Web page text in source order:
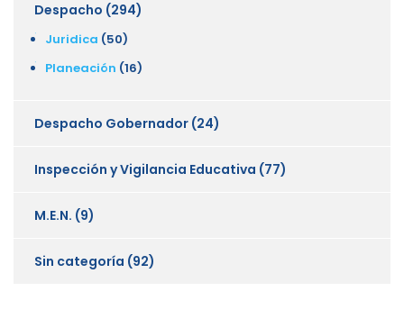
Despacho (294)
Juridica (50)
Planeación (16)
Despacho Gobernador (24)
Inspección y Vigilancia Educativa (77)
M.E.N. (9)
Sin categoría (92)